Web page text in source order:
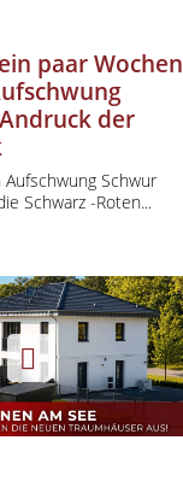
paar Wochen
der
Schwur
Schwarz -Roten...